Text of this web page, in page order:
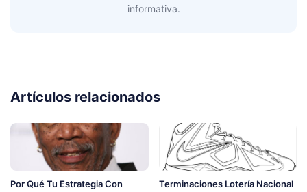
informativa.
Artículos relacionados
Por Qué Tu Estrategia Con
Terminaciones Lotería Nacional